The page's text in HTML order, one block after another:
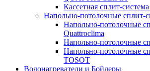
Кассетная сплит-
Напольно-потолочные сплит-
Напольно-потолочные
Quattroclima
Напольно-потолочные
Напольно-потолочные
TOSOT
Водонагреватели и Бойлеры